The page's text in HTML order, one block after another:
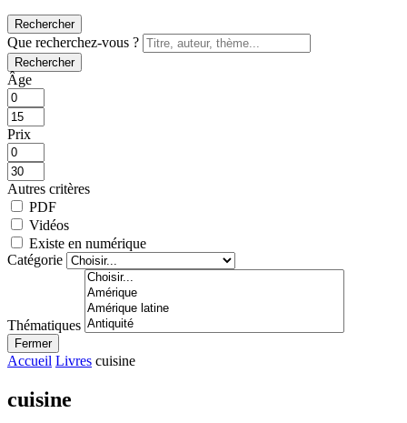
Rechercher
Que recherchez-vous ?
Rechercher
Âge
Prix
Autres critères
PDF
Vidéos
Existe en numérique
Catégorie
Thématiques
Fermer
Accueil Livres cuisine
cuisine